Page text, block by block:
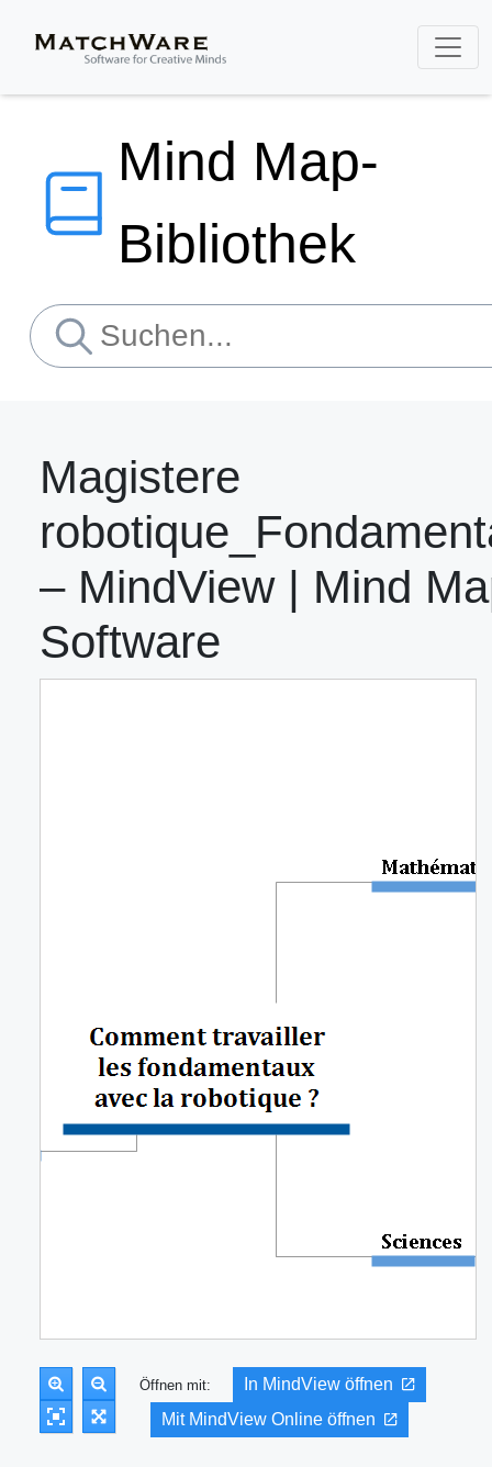
Mind Map-
Bibliothek
Magistere
– MindView | Mind
Software
Öffnen mit:
In MindView öffnen
Mit MindView Online öffnen